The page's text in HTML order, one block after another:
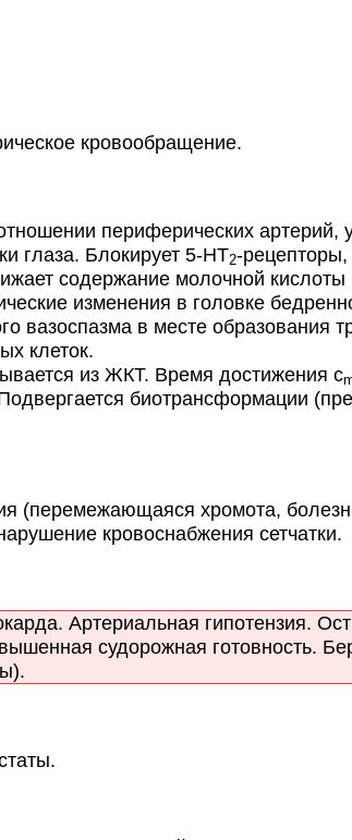
кровообращение.
периферических артерий,
глаза. Блокирует 5-HT2-
содержание молочной
изменения в головке
вазоспазма в месте образования
клеток.
из ЖКТ. Время достижения с
биотрансформации
хромота,
кровоснабжения сетчатки.
Артериальная гипотензия.
судорожная готовность.